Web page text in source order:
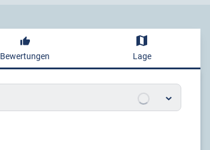
Bewertungen Lage